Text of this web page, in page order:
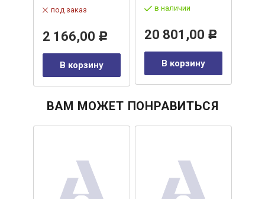
под заказ
2 166,00 Р
В корзину
в наличии
20 801,00 Р
В корзину
ВАМ МОЖЕТ ПОНРАВИТЬСЯ